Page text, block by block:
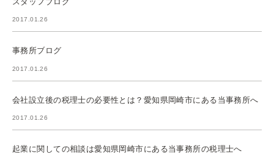
2017.01.26
事務所ブログ
2017.01.26
会社設立後の税理士の必要性とは？愛知県岡崎市にある当事務所へ
2017.01.26
起業に関しての相談は愛知県岡崎市にある当事務所の税理士へ